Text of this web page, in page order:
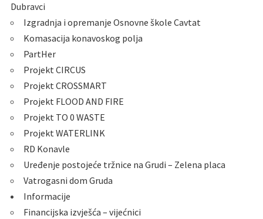
Dubravci
Izgradnja i opremanje Osnovne škole Cavtat
Komasacija konavoskog polja
PartHer
Projekt CIRCUS
Projekt CROSSMART
Projekt FLOOD AND FIRE
Projekt TO 0 WASTE
Projekt WATERLINK
RD Konavle
Uređenje postojeće tržnice na Grudi – Zelena placa
Vatrogasni dom Gruda
Informacije
Financijska izvješća – vijećnici